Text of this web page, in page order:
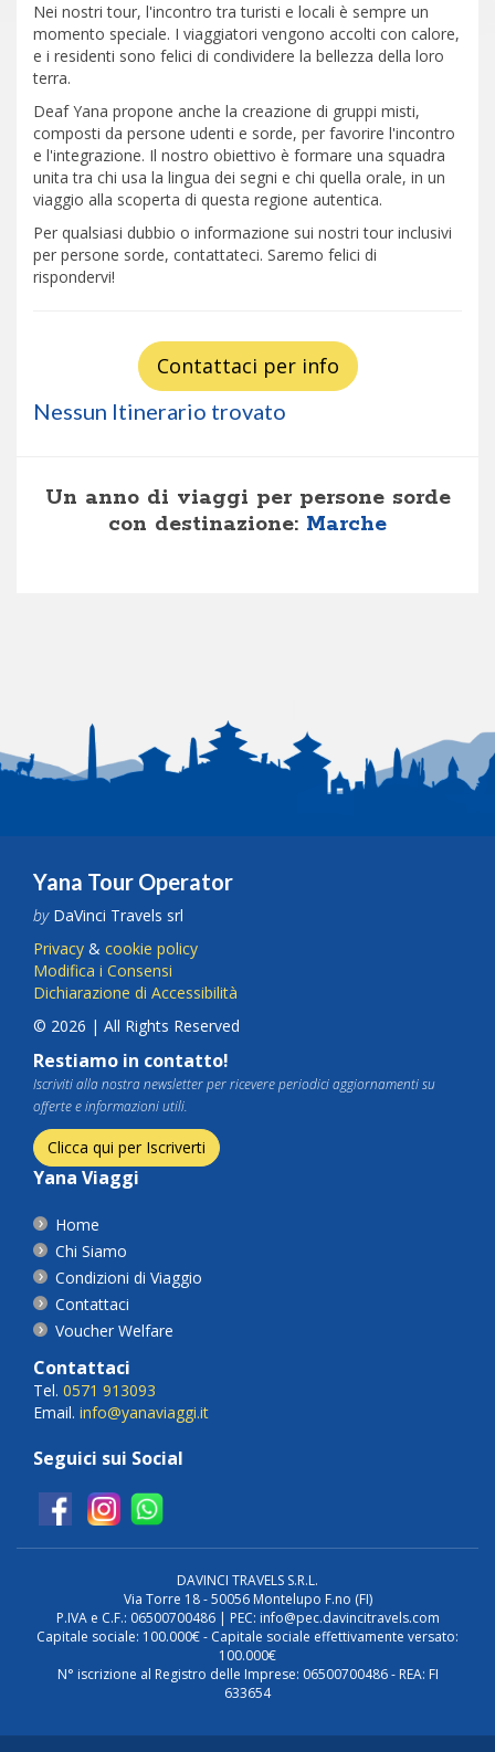
Nei nostri tour, l'incontro tra turisti e locali è sempre un
momento speciale. I viaggiatori vengono accolti con calore,
e i residenti sono felici di condividere la bellezza della loro
terra.
Deaf Yana propone anche la creazione di gruppi misti,
composti da persone udenti e sorde, per favorire l'incontro
e l'integrazione. Il nostro obiettivo è formare una squadra
unita tra chi usa la lingua dei segni e chi quella orale, in un
viaggio alla scoperta di questa regione autentica.
Per qualsiasi dubbio o informazione sui nostri tour inclusivi
per persone sorde, contattateci. Saremo felici di
rispondervi!
Contattaci per info
Nessun Itinerario trovato
Un anno di viaggi per persone sorde
con destinazione: Marche
Yana Tour Operator
byDaVinci Travels srl
Privacy & cookie policy
Modifica i Consensi
Dichiarazione di Accessibilità
© 2026 | All Rights Reserved
Restiamo in contatto!
Iscriviti alla nostra newsletter per ricevere periodici aggiornamenti su
offerte e informazioni utili.
Clicca qui per Iscriverti
Yana Viaggi
Home
Chi Siamo
Condizioni di Viaggio
Contattaci
Voucher Welfare
Contattaci
Tel. 0571 913093
Email. info@yanaviaggi.it
Seguici sui Social
DAVINCI TRAVELS S.R.L.
Via Torre 18 - 50056 Montelupo F.no (FI)
P.IVA e C.F.: 06500700486 | PEC: info@pec.davincitravels.com
Capitale sociale: 100.000€ - Capitale sociale effettivamente versato:
100.000€
N° iscrizione al Registro delle Imprese: 06500700486 - REA: FI
633654